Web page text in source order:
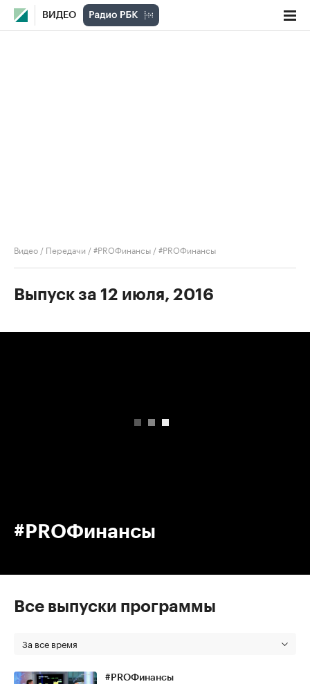
ВИДЕО
Видео / Передачи /#PROФинансы /#PROФинансы
Выпуск за 12 июля, 2016
#PROФинансы
Все выпуски программы
За все время
#PROФинансы